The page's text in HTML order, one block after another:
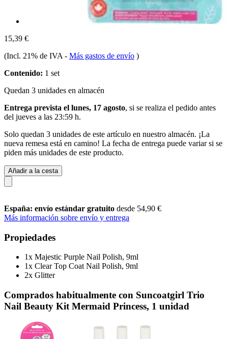
15,39 €
(Incl. 21% de IVA - Más gastos de envío )
Contenido: 1 set
Quedan 3 unidades en almacén
Entrega prevista el lunes, 17 agosto, si se realiza el pedido antes
del jueves a las 23:59 h.
Solo quedan 3 unidades de este artículo en nuestro almacén. ¡La
nueva remesa está en camino! La fecha de entrega puede variar si se
piden más unidades de este producto.
Añadir a la cesta
España: envío estándar gratuito desde 54,90 €
Más información sobre envío y entrega
Propiedades
1x Majestic Purple Nail Polish, 9ml
1x Clear Top Coat Nail Polish, 9ml
2x Glitter
Comprados habitualmente con Suncoatgirl Trio
Nail Beauty Kit Mermaid Princess, 1 unidad